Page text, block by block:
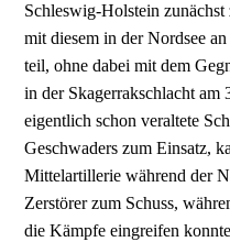
Schleswig-Hols­tein
mit diesem in der Nordsee
teil, ohne dabei mit dem
in der Skagerrakschlacht am
eigentlich schon veraltete
Geschwaders zum Einsatz,
Mittelartillerie während der
Zer­störer zum Schuss,
die Kämpfe eingreifen